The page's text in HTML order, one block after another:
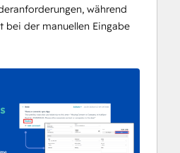
während
bei der manuellen Eingabe